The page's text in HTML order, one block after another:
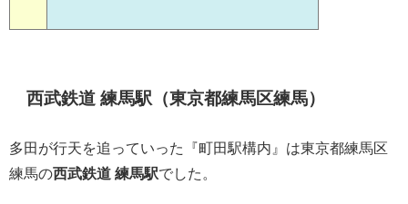
西武鉄道 練馬駅（東京都練馬区練馬）
多田が行天を追っていった『町田駅構内』は東京都練馬区
練馬の西武鉄道 練馬駅でした。